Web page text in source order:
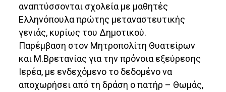
αναπτύσσονται σχολεία με μαθητές
Ελληνόπουλα πρώτης μεταναστευτικής
γενιάς, κυρίως του Δημοτικού.
Παρέμβαση στον Μητροπολίτη Θυατείρων
και Μ.Βρετανίας για την πρόνοια εξεύρεσης
Ιερέα, με ενδεχόμενο το δεδομένο να
αποχωρήσει από τη δράση ο πατήρ – Θωμάς,